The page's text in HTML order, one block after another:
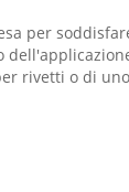
per
rivetti o di uno